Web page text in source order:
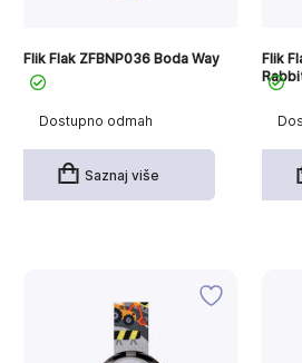
Dostupno odmah
Flik Flak ZFBNP036 Boda Way
Saznaj više
Flik